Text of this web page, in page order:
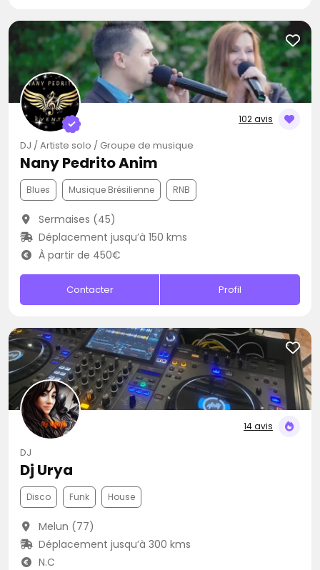
102 avis
DJ / Artiste solo / Groupe de musique
Nany Pedrito Anim
Blues Musique Brésilienne RNB
Sermaises (45)
Déplacement jusqu’à 150 kms
À partir de 450€
Contacter Profil
14 avis
DJ
Dj Urya
Disco Funk House
Melun (77)
Déplacement jusqu’à 300 kms
N.C